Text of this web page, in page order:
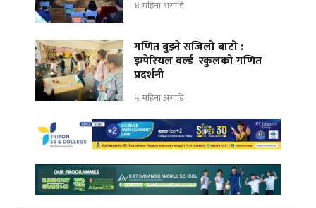
४ महिना अगाडि
गणित बुझ्ने सजिलो बाटो :
इम्पेरियल वर्ल्ड स्कुलको गणित
प्रदर्शनी
५ महिना अगाडि